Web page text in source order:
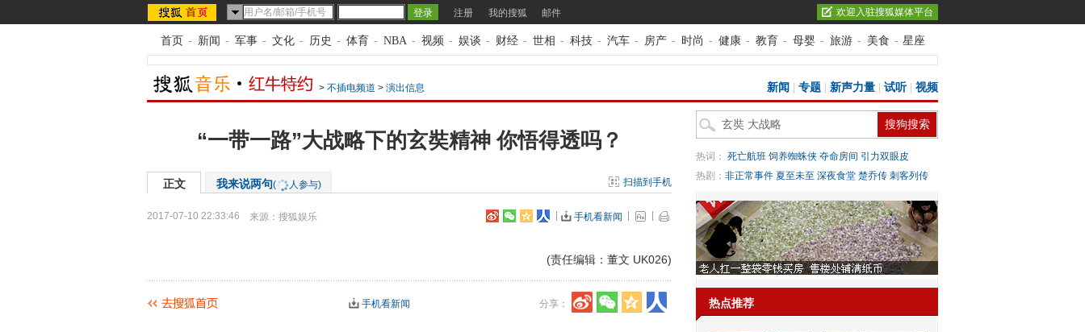
注册 我的搜狐 邮件 欢迎入驻搜狐媒体平台
首页 - 新闻 - 军事 - 文化 - 历史 - 体育 - NBA - 视频 - 娱谈 - 财经 - 世相 - 科技 - 汽车 - 房产 - 时尚 - 健康 - 教育 - 母婴 - 旅游 - 美食 - 星座
> 不插电频道 > 演出信息 新闻 专题 新声力量 试听| 视频
“一带一路”大战略下的玄奘精神 你悟得透吗？
正文 我来说两句( 人参与) 扫描到手机
2017-07-10 22:33:46 来源： 搜狐娱乐 手机看新闻
(责任编辑：董文 UK026)
分享：
手机看新闻
热词： 死亡航班 饲养蜘蛛侠 夺命房间 引力双眼皮
热剧： 非正常事件 夏至未至 深夜食堂 楚乔传 刺客列传
热点推荐